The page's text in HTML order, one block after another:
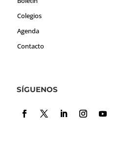
Colegios
Agenda
Contacto
SÍGUENOS